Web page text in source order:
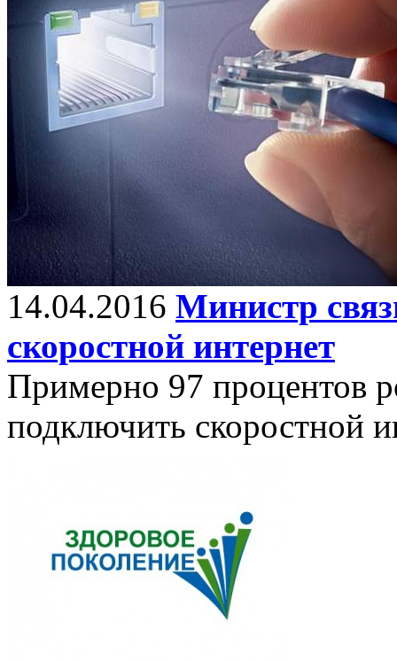
14.04.2016 Министр
скоростной интернет
Примерно 97 процентов
подключить скоростной